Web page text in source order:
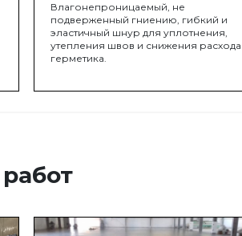
Влагонепроницаемый, не
подверженный гниению, гибкий и
эластичный шнур для уплотнения,
утепления швов и снижения расхода
герметика.